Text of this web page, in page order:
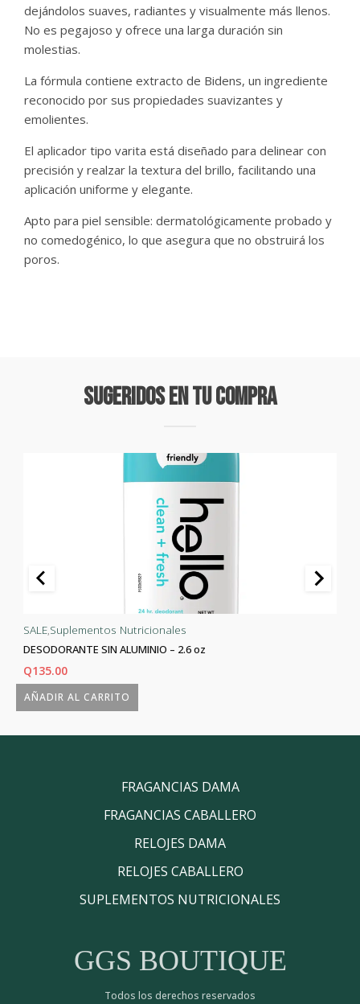
dejándolos suaves, radiantes y visualmente más llenos.
No es pegajoso y ofrece una larga duración sin
molestias.
La fórmula contiene extracto de Bidens, un ingrediente
reconocido por sus propiedades suavizantes y
emolientes.
El aplicador tipo varita está diseñado para delinear con
precisión y realzar la textura del brillo, facilitando una
aplicación uniforme y elegante.
Apto para piel sensible: dermatológicamente probado y
no comedogénico, lo que asegura que no obstruirá los
poros.
Sugeridos En Tu Compra
AÑADIR AL CARRITO
SALE, Suplementos Nutricionales
DESODORANTE SIN ALUMINIO – 2.6 oz
Q135.00
FRAGANCIAS DAMA
FRAGANCIAS CABALLERO
RELOJES DAMA
RELOJES CABALLERO
SUPLEMENTOS NUTRICIONALES
GGS BOUTIQUE
Todos los derechos reservados